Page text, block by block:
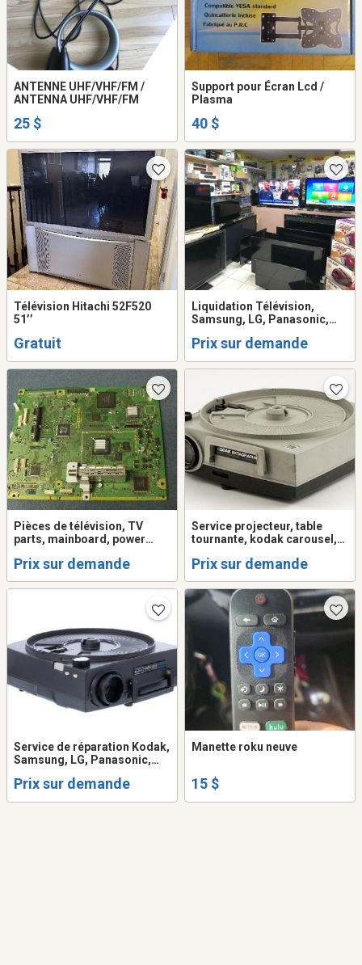
ANTENNE UHF/VHF/FM /
ANTENNA UHF/VHF/FM
25 $
Support pour Écran Lcd /
Plasma
40 $
Télévision Hitachi 52F520
51’’
Gratuit
Liquidation Télévision,
Samsung, LG, Panasonic,
Vente et Service
Prix sur demande
Pièces de télévision, TV
parts, mainboard, power
Prix sur demande
Service projecteur, table
tournante, kodak carousel,
Prix sur demande
Service de réparation Kodak,
Samsung, LG, Panasonic,
Insignia, Technics.
Prix sur demande
Manette roku neuve
15 $